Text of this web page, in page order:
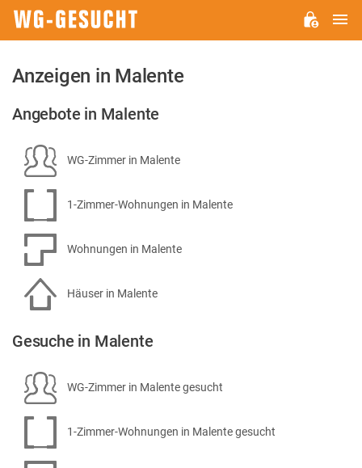
Anzeigen in Malente
Angebote in Malente
WG-Zimmer in Malente
1-Zimmer-Wohnungen in Malente
Wohnungen in Malente
Häuser in Malente
Gesuche in Malente
WG-Zimmer in Malente gesucht
1-Zimmer-Wohnungen in Malente gesucht